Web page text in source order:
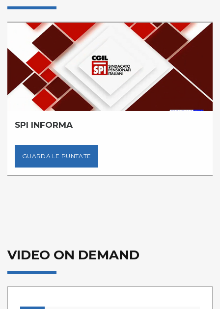
SPI INFORMA
GUARDA LE PUNTATE
VIDEO ON DEMAND